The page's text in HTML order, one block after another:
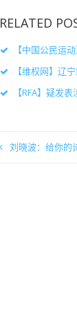
RELATED
【中国公民运
【维权网】辽
【RFA】疑发
刘晓波：给你的